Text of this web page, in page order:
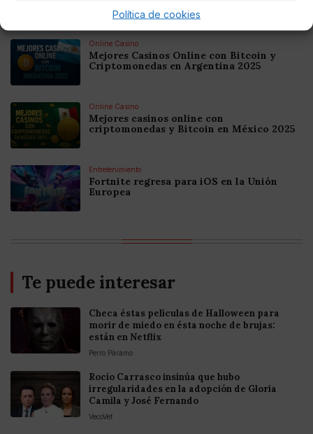
Política de cookies
Online Casino
Mejores Casinos Online con Bitcoin y
Criptomonedas en Argentina 2025
Online Casino
Mejores casinos online con
criptomonedas y Bitcoin en México 2025
Entretenimiento
Fortnite regresa para iOS en la Unión
Europea
Te puede interesar
Checa éstas películas de Halloween para
morir de miedo en ésta noche de brujas:
están en Netflix
Perro Páramo
Rocío Carrasco insinúa que hubo
irregularidades en la adopción de Gloria
Camila y José Fernando
VecoVet